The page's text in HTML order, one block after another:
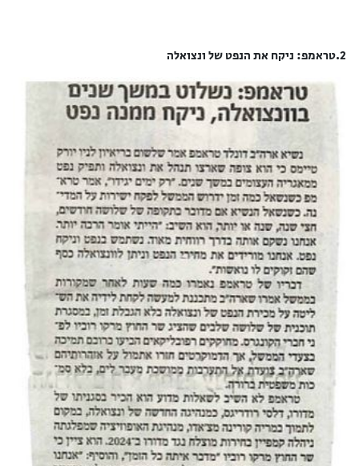
2.טראמפ: ניקח את הנפט של ונצואלה